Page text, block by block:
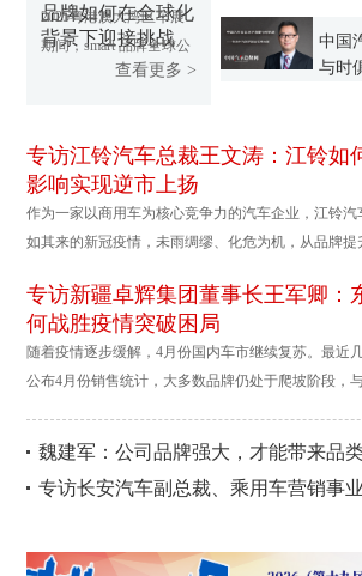
品牌如何在全球化
背景下迎接挑战
2025粤港澳大湾区车展
期间，smart 品牌全球公
司 CEO佟湘北、smart 品
CTO?军，就smart品牌发
展现状及车展上推出的
smart#1经典焕新款等话
题，与包括一锤定音、
媒体进行了沟通和交
流。
查看更多 >
中国
与时
专访江铃汽车总裁王文涛：江铃如
影响实现逆市上扬
作为一家以商用车为核心竞争力的汽车企业，江铃
如其来的新冠疫情，未雨绸缪、化危为机，从品牌
和营业利润逆势增长。
专访新疆卓辉集团董事长王军卿：
何战胜疫情突破困局
随着疫情逐步缓解，4月份国内车市继续复苏。最近
公布4月份销售统计，大多数品牌仍处于爬坡阶段，
魏建军：公司品牌强大，才能带来品
专访长安汽车副总裁、乘用车营销事业部总经理叶沛：全面贯彻“客户